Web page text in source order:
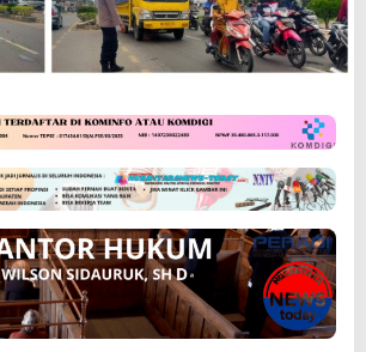
i
s
a
i
k
n
T
e
r
t
i
b
L